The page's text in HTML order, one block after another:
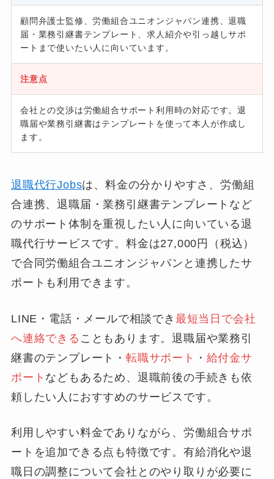
顧問弁護士監修、労働組合ユニオンジャパン連携、退職
届・業務引継書テンプレート、求人紹介や引っ越しサポ
ートまで使いたい人に向いています。
注意点
会社との交渉は労働組合サポート利用時の対応です。退
職届や業務引継書はテンプレートを使って本人が作成し
ます。
退職代行Jobsは、料金の分かりやすさ、労働組
合連携、退職届・業務引継書テンプレートなど
のサポート体制を重視したい人に向いている退
職代行サービスです。料金は27,000円（税込）
で合同労働組合ユニオンジャパンと連携したサ
ポートも利用できます。
LINE・電話・メールで相談でき 最短当日で会社
へ連絡できる こともあります。退職届や業務引
継書のテンプレート・ 転職サポート ・ 給付金サ
ポート などもあるため、退職前後の手続きも依
頼したい人におすすめのサービスです。
利用しやすい料金でありながら、労働組合サポ
ートを追加できる点も特徴です。有給消化や退
職日の調整について会社とのやり取りが必要に